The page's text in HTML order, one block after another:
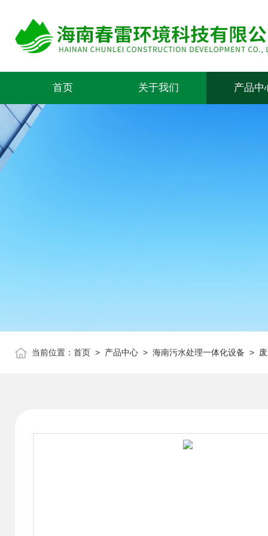
首页 关于我们 产品中
当前位置： 首页 > 产品中心 > 海南污水处理一体化设备 >